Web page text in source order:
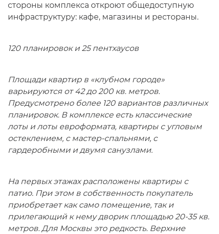
стороны комплекса откроют общедоступную
инфраструктуру: кафе, магазины и рестораны.
120 планировок и 25 пентхаусов
Площади квартир в «клубном городе»
варьируются от 42 до 200 кв. метров.
Предусмотрено более 120 вариантов различных
планировок. В комплексе есть классические
лоты и лоты евроформата, квартиры с угловым
остеклением, с мастер-спальнями, с
гардеробными и двумя санузлами.
На первых этажах расположены квартиры с
патио. При этом в собственность покупатель
приобретает как само помещение, так и
прилегающий к нему дворик площадью 20-35 кв.
метров. Для Москвы это редкость. Верхние